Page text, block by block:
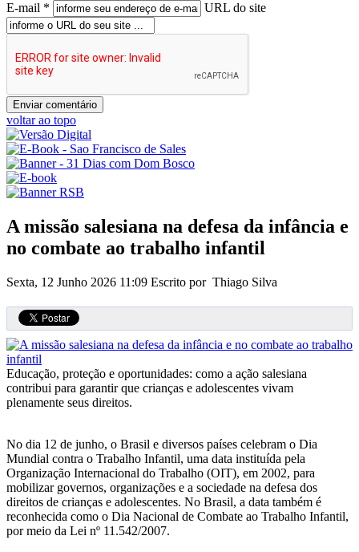
E-mail * URL do site
voltar ao topo
A missão salesiana na defesa da infância e
no combate ao trabalho infantil
Sexta, 12 Junho 2026 11:09 Escrito por Thiago Silva
Educação, proteção e oportunidades: como a ação salesiana
contribui para garantir que crianças e adolescentes vivam
plenamente seus direitos.
No dia 12 de junho, o Brasil e diversos países celebram o Dia
Mundial contra o Trabalho Infantil, uma data instituída pela
Organização Internacional do Trabalho (OIT), em 2002, para
mobilizar governos, organizações e a sociedade na defesa dos
direitos de crianças e adolescentes. No Brasil, a data também é
reconhecida como o Dia Nacional de Combate ao Trabalho Infantil,
por meio da Lei nº 11.542/2007.